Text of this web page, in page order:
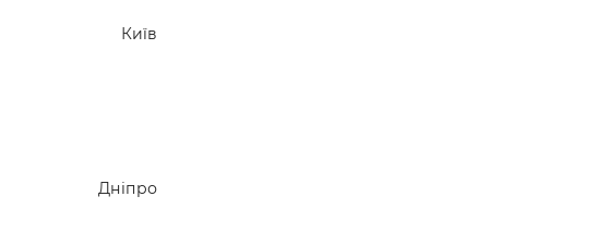
Київ
Дніпро